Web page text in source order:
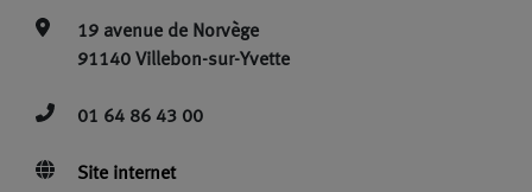
19 avenue de Norvège
91140 Villebon-sur-Yvette
01 64 86 43 00
Site internet